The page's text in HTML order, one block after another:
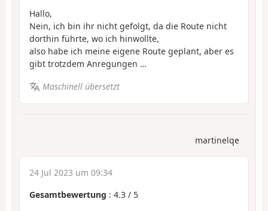
Hallo,
Nein, ich bin ihr nicht gefolgt, da die Route nicht
dorthin führte, wo ich hinwollte,
also habe ich meine eigene Route geplant, aber es
gibt trotzdem Anregungen …
Maschinell übersetzt
martinelqe
24 Jul 2023 um 09:34
Gesamtbewertung : 4.3 / 5